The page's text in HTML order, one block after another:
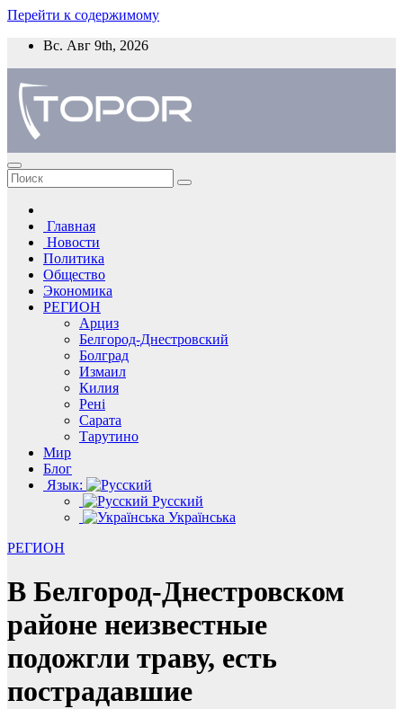
Перейти к содержимому
Вс. Авг 9th, 2026
Главная
Новости
Политика
Общество
Экономика
РЕГИОН
Арциз
Белгород-Днестровский
Болград
Измаил
Килия
Рені
Сарата
Тарутино
Мир
Блог
Язык:
Русский
Українська
РЕГИОН
В Белгород-Днестровском
районе неизвестные
подожгли траву, есть
пострадавшие